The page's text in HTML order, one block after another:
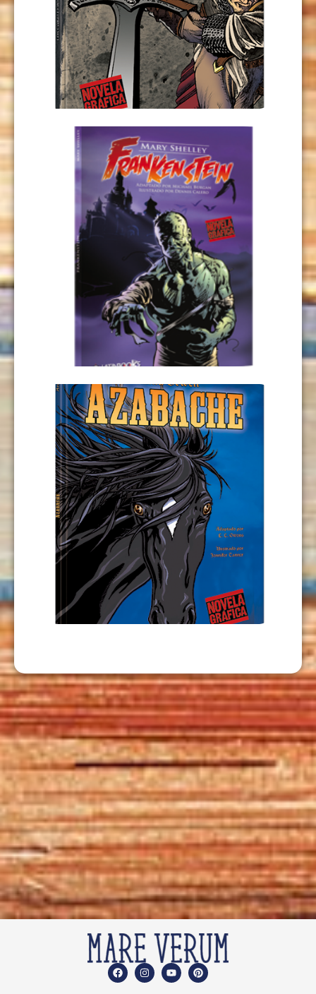
EL REY ARTURO Y LOS CABALLEROS
DE LA MESA REDONDA
USD9,00
LEER MÁS
FRANKENSTEIN
USD9,00
AÑADIR AL CARRITO
AZABACHE
USD9,00
AÑADIR AL CARRITO